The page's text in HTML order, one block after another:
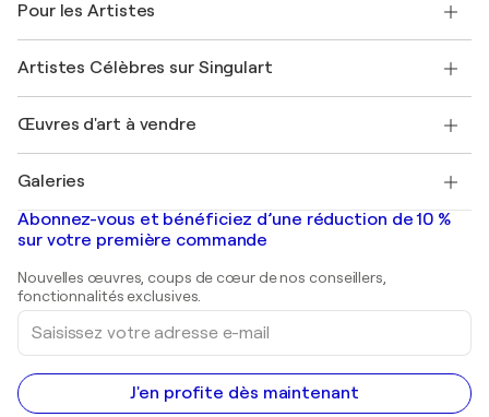
Offrir une carte cadeau
Rejoignez notre programme commercial
Mon compte
+33 1 76 44 06 42
FAQ
Magazine Singulart
Emplois
Découvrez une sélection d'art original
Pour les Artistes
Se connecter en tant qu'Artiste
Artistes Célèbres sur Singulart
Marc Chagall
Banksy
Mr. Brainwash
Shepard Fairey
Œuvres d'art à vendre
Tableaux abstraits à vendre
Peintures de paysage
Estampes
Peintures acryliques
Galeries
Galeries d'art en France
Galeries d'art en Belgique
Abonnez-vous et bénéficiez d’une réduction de 10 %
sur votre première commande
Nouvelles œuvres, coups de cœur de nos conseillers,
fonctionnalités exclusives.
Saisissez
votre
adresse
e-
mail
J'en profite dès maintenant